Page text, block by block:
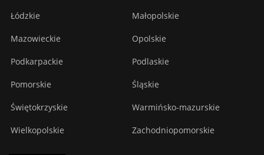
Łódzkie Małopolskie
Mazowieckie Opolskie
Podkarpackie Podlaskie
Pomorskie Śląskie
Świętokrzyskie Warmińsko-mazurskie
Wielkopolskie Zachodniopomorskie